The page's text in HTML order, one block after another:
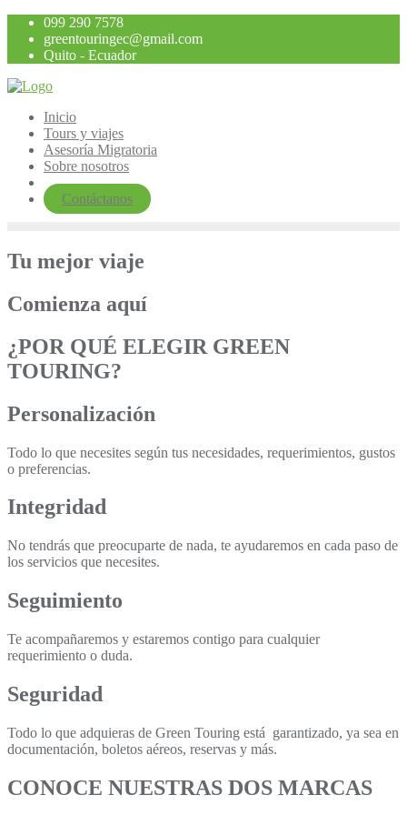
Saltar
contenido
099 290 7578
greentouringec@gmail.com
Quito - Ecuador
Inicio
Tours y viajes
Asesoría Migratoria
Sobre nosotros
Contáctanos
Tu mejor viaje
Comienza aquí
¿POR QUÉ ELEGIR GREEN
TOURING?
Personalización
Todo lo que necesites según tus necesidades, requerimientos, gustos
o preferencias.
Integridad
No tendrás que preocuparte de nada, te ayudaremos en cada paso de
los servicios que necesites.
Seguimiento
Te acompañaremos y estaremos contigo para cualquier
requerimiento o duda.
Seguridad
Todo lo que adquieras de Green Touring está garantizado, ya sea en
documentación, boletos aéreos, reservas y más.
CONOCE NUESTRAS DOS MARCAS